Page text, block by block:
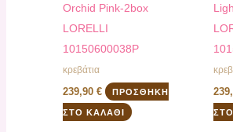
Orchid Pink-2box
LORELLI
10150600038P
κρεβάτια
239,90€ ΠΡΟΣΘΉΚΗ
ΣΤΟ ΚΑΛΆΘΙ